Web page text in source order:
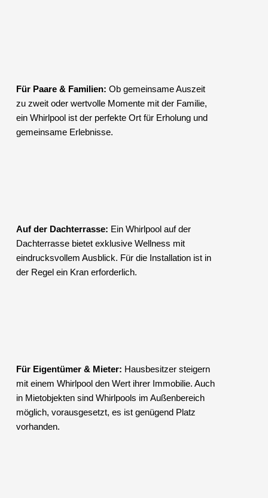
Für Paare & Familien: Ob gemeinsame Auszeit
zu zweit oder wertvolle Momente mit der Familie,
ein Whirlpool ist der perfekte Ort für Erholung und
gemeinsame Erlebnisse.
Auf der Dachterrasse: Ein Whirlpool auf der
Dachterrasse bietet exklusive Wellness mit
eindrucksvollem Ausblick. Für die Installation ist in
der Regel ein Kran erforderlich.
Für Eigentümer & Mieter: Hausbesitzer steigern
mit einem Whirlpool den Wert ihrer Immobilie. Auch
in Mietobjekten sind Whirlpools im Außenbereich
möglich, vorausgesetzt, es ist genügend Platz
vorhanden.